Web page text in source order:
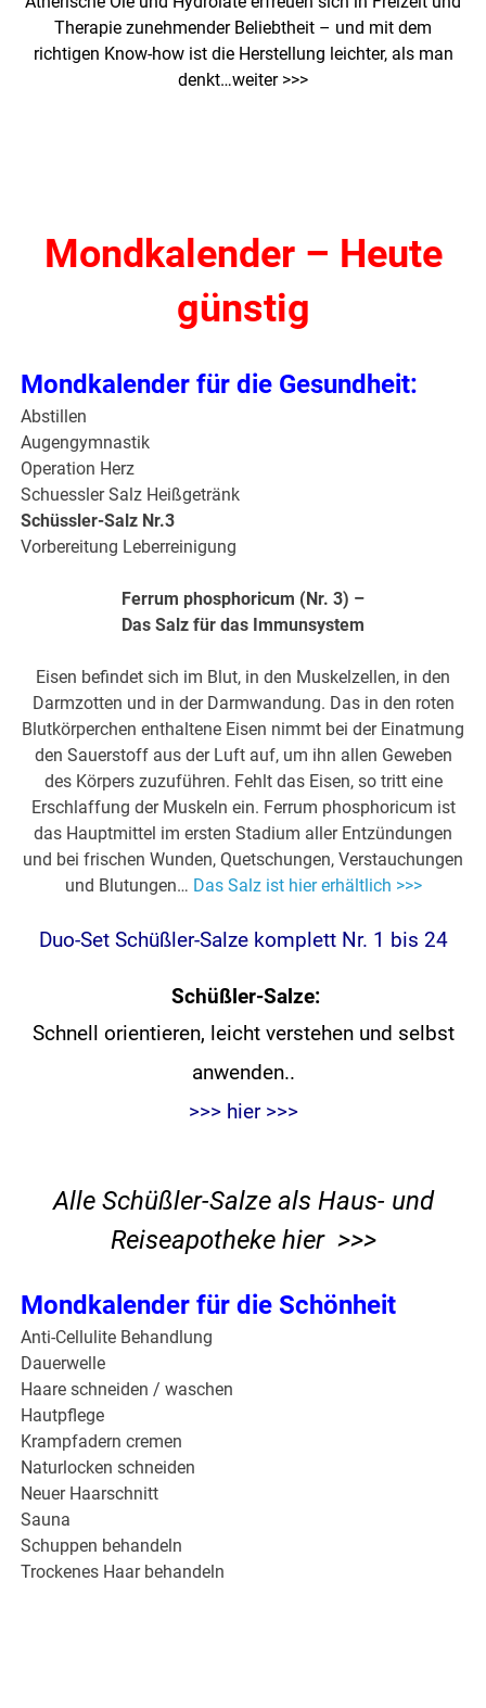
Therapie zunehmender Beliebtheit – und mit dem
richtigen Know-how ist die Herstellung leichter, als man
denkt…weiter >>>
Mondkalender – Heute
günstig
Mondkalender für die Gesundheit:
Abstillen
Augengymnastik
Operation Herz
Schuessler Salz Heißgetränk
Schüssler-Salz Nr.3
Vorbereitung Leberreinigung
Ferrum phosphoricum (Nr. 3) –
Das Salz für das Immunsystem
Eisen befindet sich im Blut, in den Muskelzellen, in den
Darmzotten und in der Darmwandung. Das in den roten
Blutkörperchen enthaltene Eisen nimmt bei der Einatmung
den Sauerstoff aus der Luft auf, um ihn allen Geweben
des Körpers zuzuführen. Fehlt das Eisen, so tritt eine
Erschlaffung der Muskeln ein. Ferrum phosphoricum ist
das Hauptmittel im ersten Stadium aller Entzündungen
und bei frischen Wunden, Quetschungen, Verstauchungen
und Blutungen… Das Salz ist hier erhältlich >>>
Duo-Set Schüßler-Salze komplett Nr. 1 bis 24
Schüßler-Salze:
Schnell orientieren, leicht verstehen und selbst
anwenden..
>>> hier >>>
Alle Schüßler-Salze als Haus- und
Reiseapotheke hier >>>
Mondkalender für die Schönheit
Anti-Cellulite Behandlung
Dauerwelle
Haare schneiden / waschen
Hautpflege
Krampfadern cremen
Naturlocken schneiden
Neuer Haarschnitt
Sauna
Schuppen behandeln
Trockenes Haar behandeln